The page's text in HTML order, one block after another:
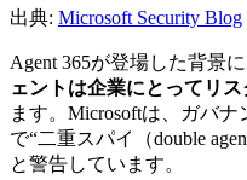
出典: Microsoft Security Blog
Agent 365が登場した背景に
ェントは企業にとってリス
ます。Microsoftは、ガバ
で“二重スパイ（double
と警告しています。